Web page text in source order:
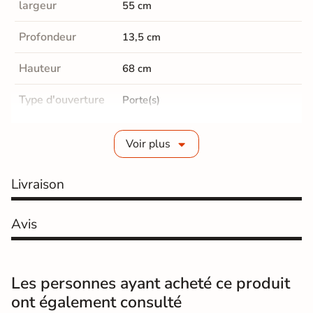
largeur 55 cm
Profondeur 13,5 cm
Hauteur 68 cm
Type d'ouverture Porte(s)
1 porte
2 étagères
Type de prise en
Push
Type de fermeture Silencieuse et ralentie.
caisson
Bois médium (MDF)
Voir plus
Livraison
Avis
Les personnes ayant acheté ce produit
ont également consulté